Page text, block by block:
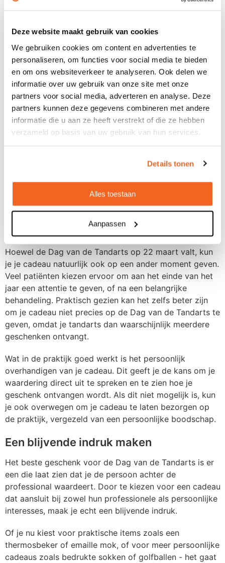
Deze website maakt gebruik van cookies
We gebruiken cookies om content en advertenties te
personaliseren, om functies voor social media te bieden
en om ons websiteverkeer te analyseren. Ook delen we
informatie over uw gebruik van onze site met onze
partners voor social media, adverteren en analyse. Deze
partners kunnen deze gegevens combineren met andere
informatie die u aan ze heeft verstrekt of die ze hebben
verzameld op basis van uw gebruik van hun services.
Details tonen
Alles toestaan
Aanpassen
Wat tandartsen écht waarderen
Uit gesprekken met tandartsen blijkt dat ze het meest
waardering hebben voor geschenken die laten zien dat
je hun werk begrijpt en respecteert. Een persoonlijk,
handgeschreven briefje bij je cadeau maakt daarom veel
indruk. Beschrijf wat je waardeert aan hun zorg en
professionaliteit.
tas bedrukkenmet
het logo van de praktijk voor het vervoeren van
materialen naar congressen of cursussen is daarom een
geschenk dat lang gewaardeerd zal worden.
De juiste timing voor je cadeau
Hoewel de Dag van de Tandarts op 22 maart valt, kun
je je cadeau natuurlijk ook op een ander moment geven.
Veel patiënten kiezen ervoor om aan het einde van het
jaar een attentie te geven, of na een belangrijke
behandeling. Praktisch gezien kan het zelfs beter zijn
om je cadeau niet precies op de Dag van de Tandarts te
geven, omdat je tandarts dan waarschijnlijk meerdere
geschenken ontvangt.
Wat in de praktijk goed werkt is het persoonlijk
overhandigen van je cadeau. Dit geeft je de kans om je
waardering direct uit te spreken en te zien hoe je
geschenk ontvangen wordt. Als dit niet mogelijk is, kun
je ook overwegen om je cadeau te laten bezorgen op
de praktijk, vergezeld van een persoonlijke boodschap.
Een blijvende indruk maken
Het beste geschenk voor de Dag van de Tandarts is er
een die laat zien dat je de persoon achter de
professional waardeert. Door te kiezen voor een cadeau
dat aansluit bij zowel hun professionele als persoonlijke
interesses, maak je echt een blijvende indruk.
Of je nu kiest voor praktische items zoals een
thermosbeker of emaille mok, of voor meer persoonlijke
cadeaus zoals bedrukte sokken of golfballen - het gaat